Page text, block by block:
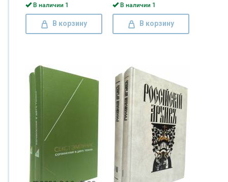
В наличии 1
В корзину
В наличии 1
В корзину